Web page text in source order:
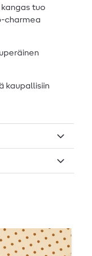
tuo
charmea
kaupallisiin